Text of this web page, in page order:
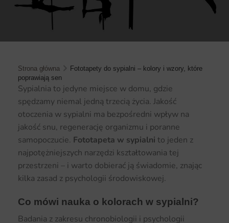
Strona główna
Fototapety do sypialni – kolory i wzory, które
poprawiają sen
Sypialnia to jedyne miejsce w domu, gdzie
spędzamy niemal jedną trzecią życia. Jakość
otoczenia w sypialni ma bezpośredni wpływ na
jakość snu, regenerację organizmu i poranne
samopoczucie. Fototapeta w sypialni to jeden z
najpotężniejszych narzędzi kształtowania tej
przestrzeni – i warto dobierać ją świadomie, znając
kilka zasad z psychologii środowiskowej.
Co mówi nauka o kolorach w sypialni?
Badania z zakresu chronobiologii i psychologii